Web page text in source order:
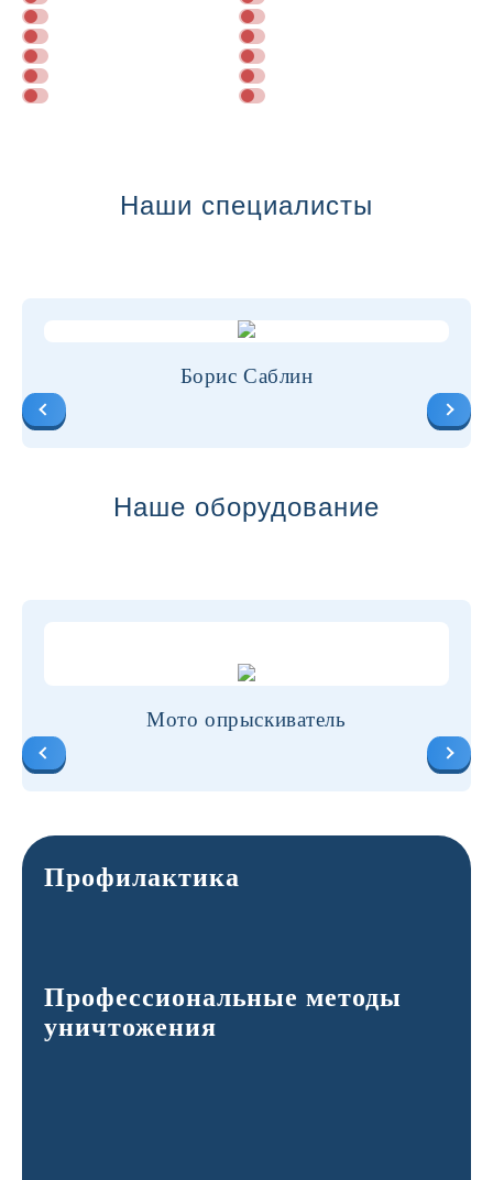
Наши специалисты
Борис Саблин
Наше оборудование
Мото опрыскиватель
Профилактика
Профессиональные методы
уничтожения